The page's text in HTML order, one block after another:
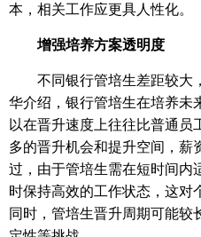
本，相关工作应更具人性化。
增强培养方案透明度
不同银行管培生差距较大
华介绍，银行管培生在培养未
以在晋升速度上往往比普通员
多的晋升机会和提升空间，薪
过，由于管培生需在短时间内
时保持高效的工作状态，这对
同时，管培生晋升周期可能较